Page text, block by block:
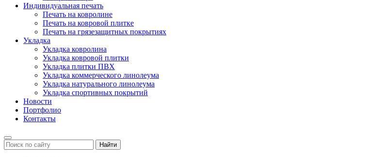
Индивидуальная печать
Печать на ковролине
Печать на ковровой плитке
Печать на грязезащитных покрытиях
Укладка
Укладка ковролина
Укладка ковровой плитки
Укладка плитки ПВХ
Укладка коммерческого линолеума
Укладка натурального линолеума
Укладка спортивных покрытий
Новости
Портфолио
Контакты
Найти